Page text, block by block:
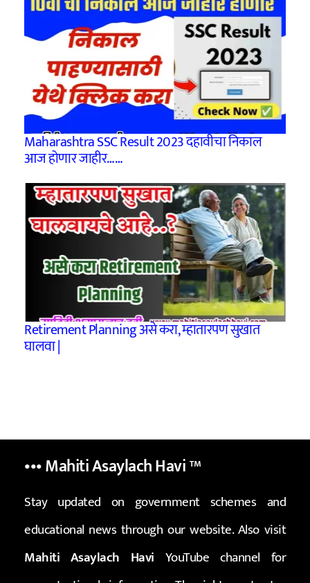
Maharashtra SSC Result 2023 दहावीचा निकाल
आज होणार जाहीर……
Retirement Planning असे करा, म्हातारपण सुखात
घालवा |
••• Mahiti Asaylach Havi™
Stay updated on government schemes and
educational news through our website. Also visit
Mahiti Asaylach Havi YouTube channel for